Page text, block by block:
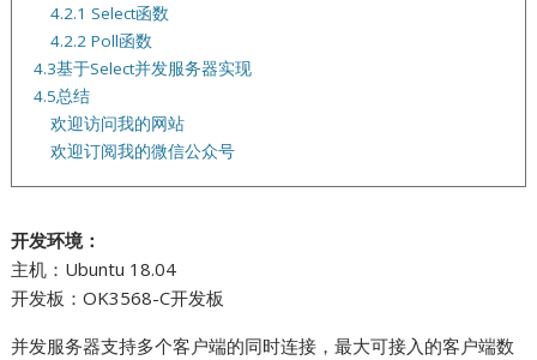
4.2.1 Select函数
4.2.2 Poll函数
4.3基于Select并发服务器实现
4.5总结
欢迎访问我的网站
欢迎订阅我的微信公众号
开发环境：
主机：Ubuntu 18.04
开发板：OK3568-C开发板
并发服务器支持多个客户端的同时连接，最大可接入的客户端数